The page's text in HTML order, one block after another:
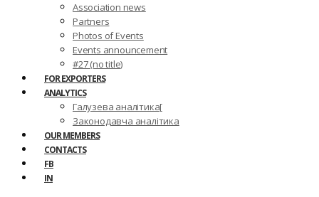
Association news
Partners
Photos of Events
Events announcement
#27 (no title)
FOR EXPORTERS
ANALYTICS
Галузева аналітика[
Законодавча аналітика
OUR MEMBERS
CONTACTS
FB
IN